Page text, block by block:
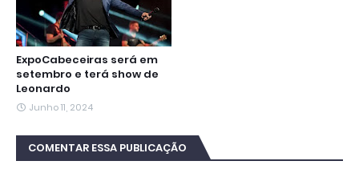
ExpoCabeceiras será em
setembro e terá show de
Leonardo
Junho 11, 2024
COMENTAR ESSA PUBLICAÇÃO